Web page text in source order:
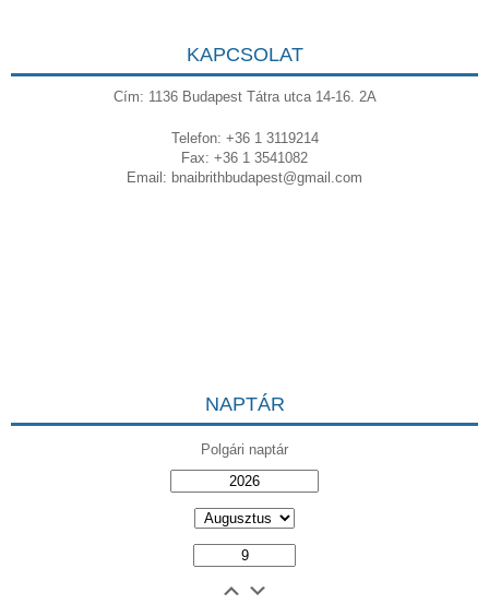
KAPCSOLAT
Cím: 1136 Budapest Tátra utca 14-16. 2A
Telefon: +36 1 3119214
Fax: +36 1 3541082
Email: bnaibrithbudapest@gmail.com
NAPTÁR
Polgári naptár